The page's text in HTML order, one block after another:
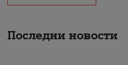
Последни новости